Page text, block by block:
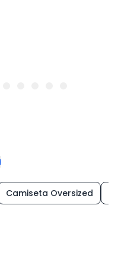
Camiseta Oversized